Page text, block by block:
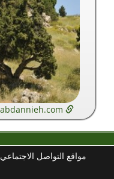
مواقع التواصل الاجتماعي